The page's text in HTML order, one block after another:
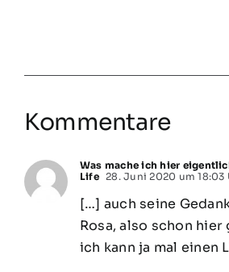
Kommentare
Was mache ich hier
Life
28. Juni 2020 um 18:03
[…] auch seine
Rosa, also schon
ich kann ja mal einen